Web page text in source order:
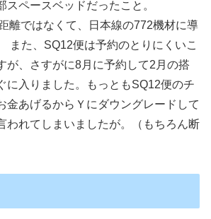
スペースベッドだったこと。
離ではなくて、日本線の772機材に導
また、SQ12便は予約のとりにくいこ
が、さすがに8月に予約して2月の搭
に入りました。もっともSQ12便のチ
金あげるからＹにダウングレードして
われてしまいましたが。（もちろん断